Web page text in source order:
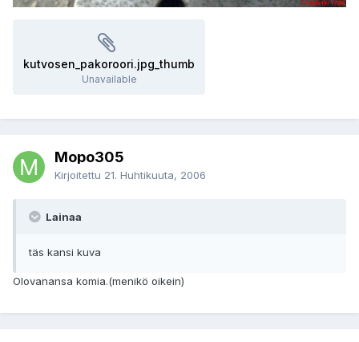
kutvosen_pakoroori.jpg_thumb
Unavailable
Mopo305
Kirjoitettu 21. Huhtikuuta, 2006
Lainaa
täs kansi kuva
Olovanansa komia.(menikö oikein)